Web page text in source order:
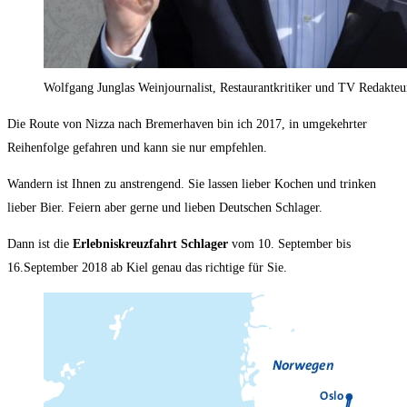
Wolfgang Junglas Weinjournalist, Restaurantkritiker und TV
Die Route von Nizza nach Bremerhaven bin ich 2017, in umgekehrter
Reihenfolge gefahren und kann sie nur empfehlen.
Wandern ist Ihnen zu anstrengend. Sie lassen lieber Kochen und trinken
lieber Bier. Feiern aber gerne und lieben Deutschen Schlager.
Dann ist die Erlebniskreuzfahrt Schlager vom 10. September bis
16.September 2018 ab Kiel genau das richtige für Sie.